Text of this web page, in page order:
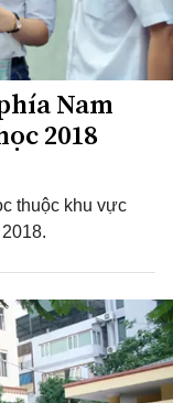
Nam
2018
thuộc khu vực